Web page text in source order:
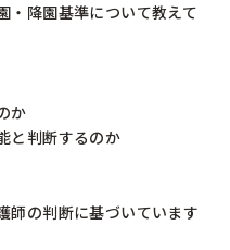
・降園基準について教えて
か
と判断するのか
師の判断に基づいています